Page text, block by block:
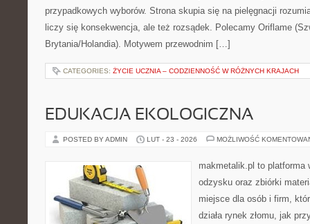
przypadkowych wyborów. Strona skupia się na pielęgnacji
liczy się konsekwencja, ale też rozsądek. Polecamy Oriflame
Brytania/Holandia). Motywem przewodnim […]
CATEGORIES: ŻYCIE UCZNIA – CODZIENNOŚĆ W RÓŻNYCH KRAJACH
EDUKACJA EKOLOGICZNA
POSTED BY ADMIN LUT - 23 - 2026 MOŻLIWOŚĆ
makmetalik.pl to platforma
odzysku oraz zbiórki
miejsce dla osób i firm,
działa rynek złomu, jak